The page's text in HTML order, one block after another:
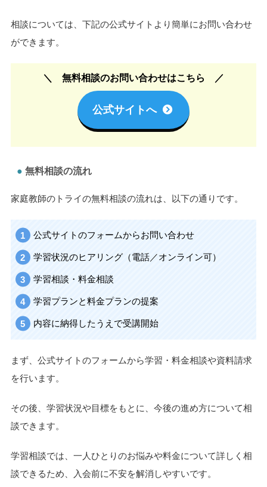
相談については、下記の公式サイトより簡単にお問い合わせ
ができます。
無料相談のお問い合わせはこちら
公式サイトへ
無料相談の流れ
家庭教師のトライの無料相談の流れは、以下の通りです。
公式サイトのフォームからお問い合わせ
学習状況のヒアリング（電話／オンライン可）
学習相談・料金相談
学習プランと料金プランの提案
内容に納得したうえで受講開始
まず、公式サイトのフォームから学習・料金相談や資料請求
を行います。
その後、学習状況や目標をもとに、今後の進め方について相
談できます。
学習相談では、一人ひとりのお悩みや料金について詳しく相
談できるため、入会前に不安を解消しやすいです。